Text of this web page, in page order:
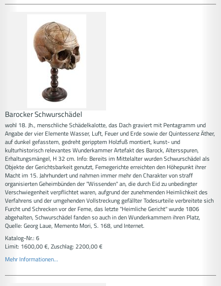
Barocker Schwurschädel
wohl 18. Jh., menschliche Schädelkalotte, das Dach graviert mit Pentagramm und
Angabe der vier Elemente Wasser, Luft, Feuer und Erde sowie der Quintessenz Äther,
auf dunkel gefasstem, gedreht geripptem Holzfuß montiert, kunst- und
kulturhistorisch relevantes Wunderkammer Artefakt des Barock, Altersspuren,
Erhaltungsmängel, H 32 cm. Info: Bereits im Mittelalter wurden Schwurschädel als
Objekte der Gerichtsbarkeit genutzt, Femegerichte erreichten den Höhepunkt ihrer
Macht im 15. Jahrhundert und nahmen immer mehr den Charakter von straff
organisierten Geheimbünden der "Wissenden" an, die durch Eid zu unbedingter
Verschwiegenheit verpflichtet waren, aufgrund der zunehmenden Heimlichkeit des
Verfahrens und der umgehenden Vollstreckung gefällter Todesurteile verbreitete sich
Furcht und Schrecken vor der Feme, das letzte "Heimliche Gericht" wurde 1806
abgehalten, Schwurschädel fanden so auch in den Wunderkammern ihren Platz,
Quelle: Georg Laue, Memento Mori, S. 168, und Internet.
Katalog-Nr.: 6
Limit: 1600,00 €, Zuschlag: 2200,00 €
Mehr Informationen...